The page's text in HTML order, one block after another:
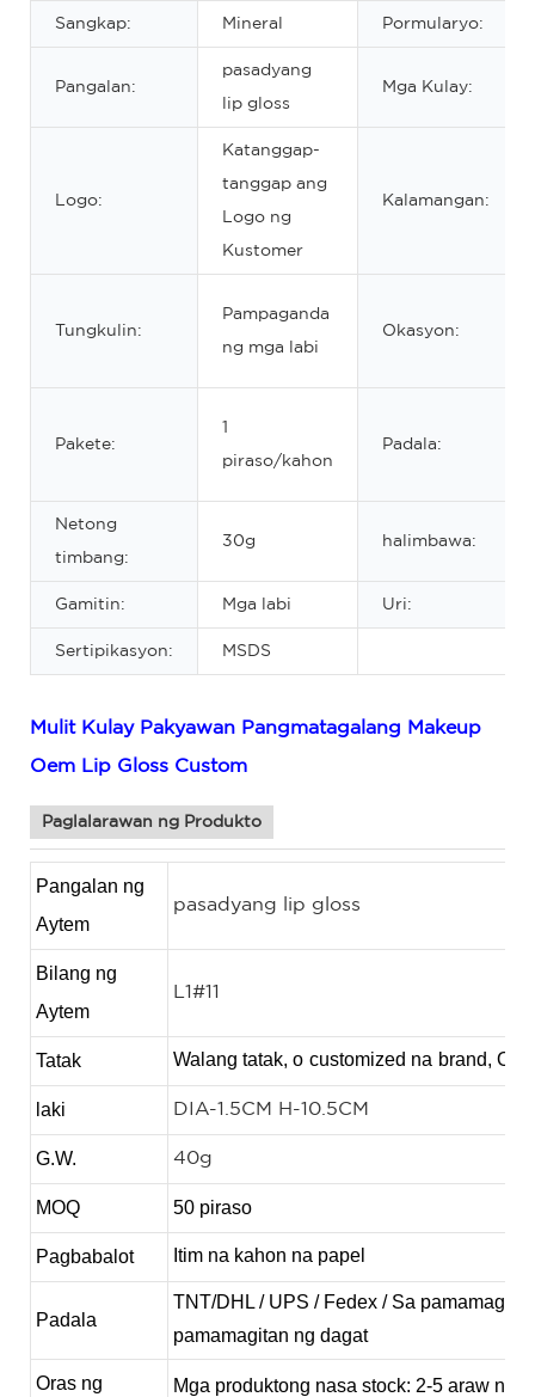
Sangkap: Mineral Pormularyo:
Pangalan:
pasadyang
lip gloss
Mga Kulay:
Logo:
Katanggap-
tanggap ang
Logo ng
Kustomer
Kalamangan:
Tungkulin:
Pampaganda
ng mga labi
Okasyon:
Pakete:
1
piraso/kahon
Padala:
Netong
timbang:
30g halimbawa:
Gamitin: Mga labi Uri:
Sertipikasyon: MSDS
Mulit Kulay Pakyawan Pangmatagalang Makeup
Oem Lip Gloss Custom
Paglalarawan ng Produkto
Pangalan ng
Aytem
pasadyang lip gloss
Bilang ng
Aytem
L1#11
Tatak Walang tatak, o customized na brand,
laki DIA-1.5CM H-10.5CM
G.W. 40g
MOQ 50 piraso
Pagbabalot Itim na kahon na papel
Padala
TNT/DHL / UPS / Fedex / Sa
pamamagitan ng dagat
Oras ng
Mga produktong nasa stock: 2-5 araw ng